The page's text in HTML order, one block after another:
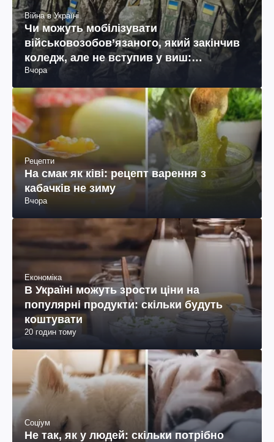
Війна в Україні
Чи можуть мобілізувати
військовозобов’язаного, який закінчив
коледж, але не вступив у виш:
пояснення юриста
Вчора
Рецепти
На смак як ківі: рецепт варення з
кабачків не зиму
Вчора
Економіка
В Україні можуть зрости ціни на
популярні продукти: скільки будуть
коштувати
20 годин тому
Соціум
Не так, як у людей: скільки потрібно